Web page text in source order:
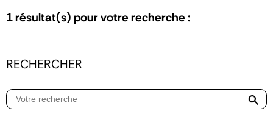
1résultat(s) pour votre recherche :
RECHERCHER